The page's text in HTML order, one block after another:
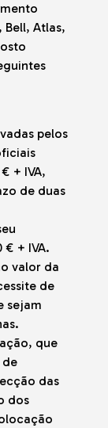
Bell, Atlas,
pelos
+ IVA,
de duas
+ IVA.
valor da
de
sejam
que
de
das
dos